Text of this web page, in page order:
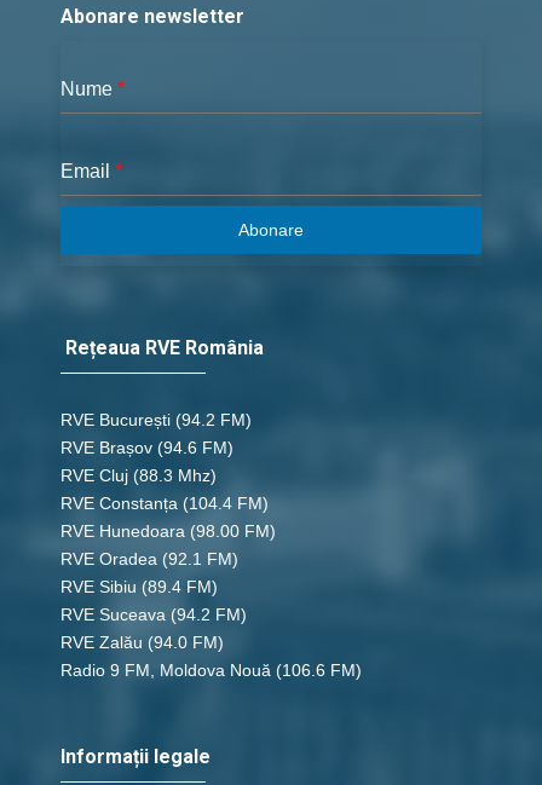
Abonare newsletter
Nume *
Email *
Abonare
Rețeaua RVE România
RVE București (94.2 FM)
RVE Brașov (94.6 FM)
RVE Cluj (88.3 Mhz)
RVE Constanța (104.4 FM)
RVE Hunedoara (98.00 FM)
RVE Oradea (92.1 FM)
RVE Sibiu (89.4 FM)
RVE Suceava (94.2 FM)
RVE Zalău (94.0 FM)
Radio 9 FM, Moldova Nouă (106.6 FM)
Informații legale